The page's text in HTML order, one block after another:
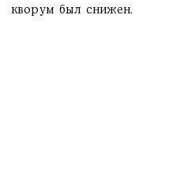
кворум был снижен.